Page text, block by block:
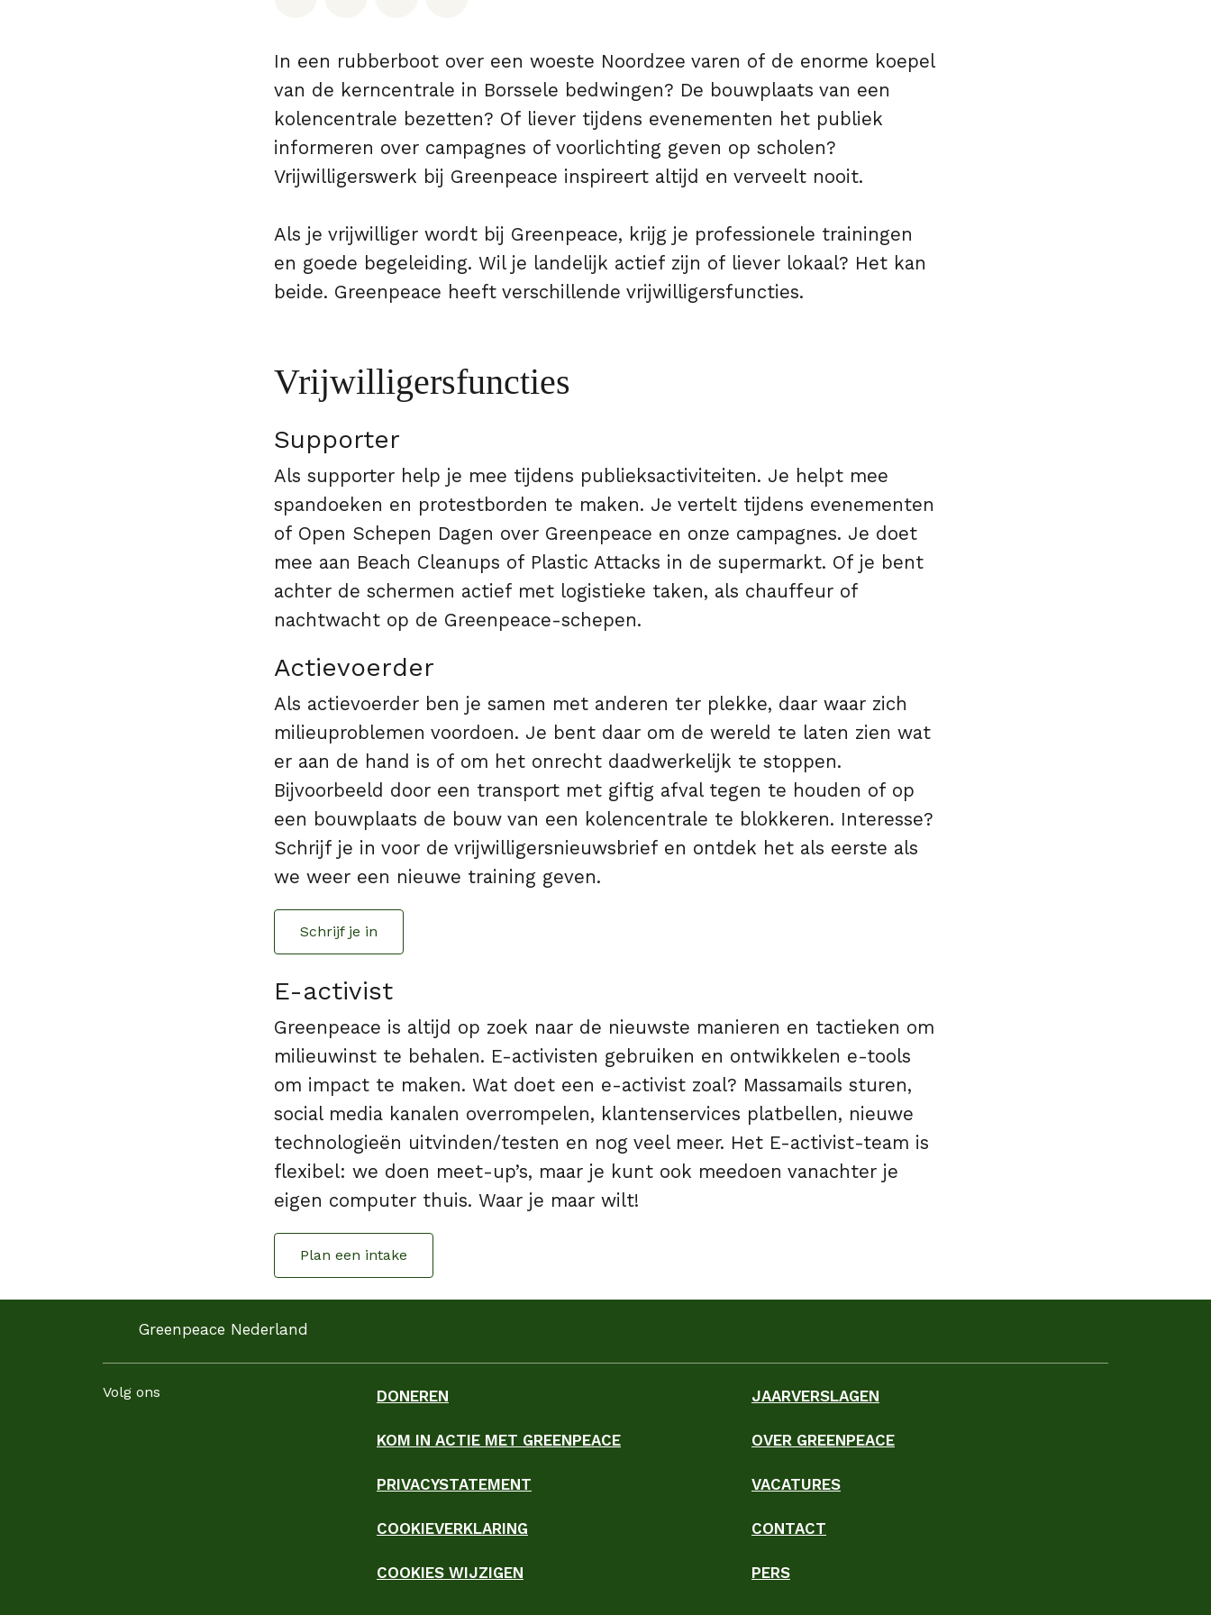
In een rubberboot over een woeste Noordzee varen of de enorme koepel
van de kerncentrale in Borssele bedwingen? De bouwplaats van een
kolencentrale bezetten? Of liever tijdens evenementen het publiek
informeren over campagnes of voorlichting geven op scholen?
Vrijwilligerswerk bij Greenpeace inspireert altijd en verveelt nooit.
Als je vrijwilliger wordt bij Greenpeace, krijg je professionele trainingen
en goede begeleiding. Wil je landelijk actief zijn of liever lokaal? Het kan
beide. Greenpeace heeft verschillende vrijwilligersfuncties.
Vrijwilligersfuncties
Supporter
Als supporter help je mee tijdens publieksactiviteiten. Je helpt mee
spandoeken en protestborden te maken. Je vertelt tijdens evenementen
of Open Schepen Dagen over Greenpeace en onze campagnes. Je doet
mee aan Beach Cleanups of Plastic Attacks in de supermarkt. Of je bent
achter de schermen actief met logistieke taken, als chauffeur of
nachtwacht op de Greenpeace-schepen.
Actievoerder
Als actievoerder ben je samen met anderen ter plekke, daar waar zich
milieuproblemen voordoen. Je bent daar om de wereld te laten zien wat
er aan de hand is of om het onrecht daadwerkelijk te stoppen.
Bijvoorbeeld door een transport met giftig afval tegen te houden of op
een bouwplaats de bouw van een kolencentrale te blokkeren. Interesse?
Schrijf je in voor de vrijwilligersnieuwsbrief en ontdek het als eerste als
we weer een nieuwe training geven.
Schrijf je in
E-activist
Greenpeace is altijd op zoek naar de nieuwste manieren en tactieken om
milieuwinst te behalen. E-activisten gebruiken en ontwikkelen e-tools
om impact te maken. Wat doet een e-activist zoal? Massamails sturen,
social media kanalen overrompelen, klantenservices platbellen, nieuwe
technologieën uitvinden/testen en nog veel meer. Het E-activist-team is
flexibel: we doen meet-up’s, maar je kunt ook meedoen vanachter je
eigen computer thuis. Waar je maar wilt!
Plan een intake
Greenpeace Nederland
Volg ons DONEREN
KOM IN ACTIE MET GREENPEACE
PRIVACYSTATEMENT
COOKIEVERKLARING
COOKIES WIJZIGEN
JAARVERSLAGEN
OVER GREENPEACE
VACATURES
CONTACT
PERS